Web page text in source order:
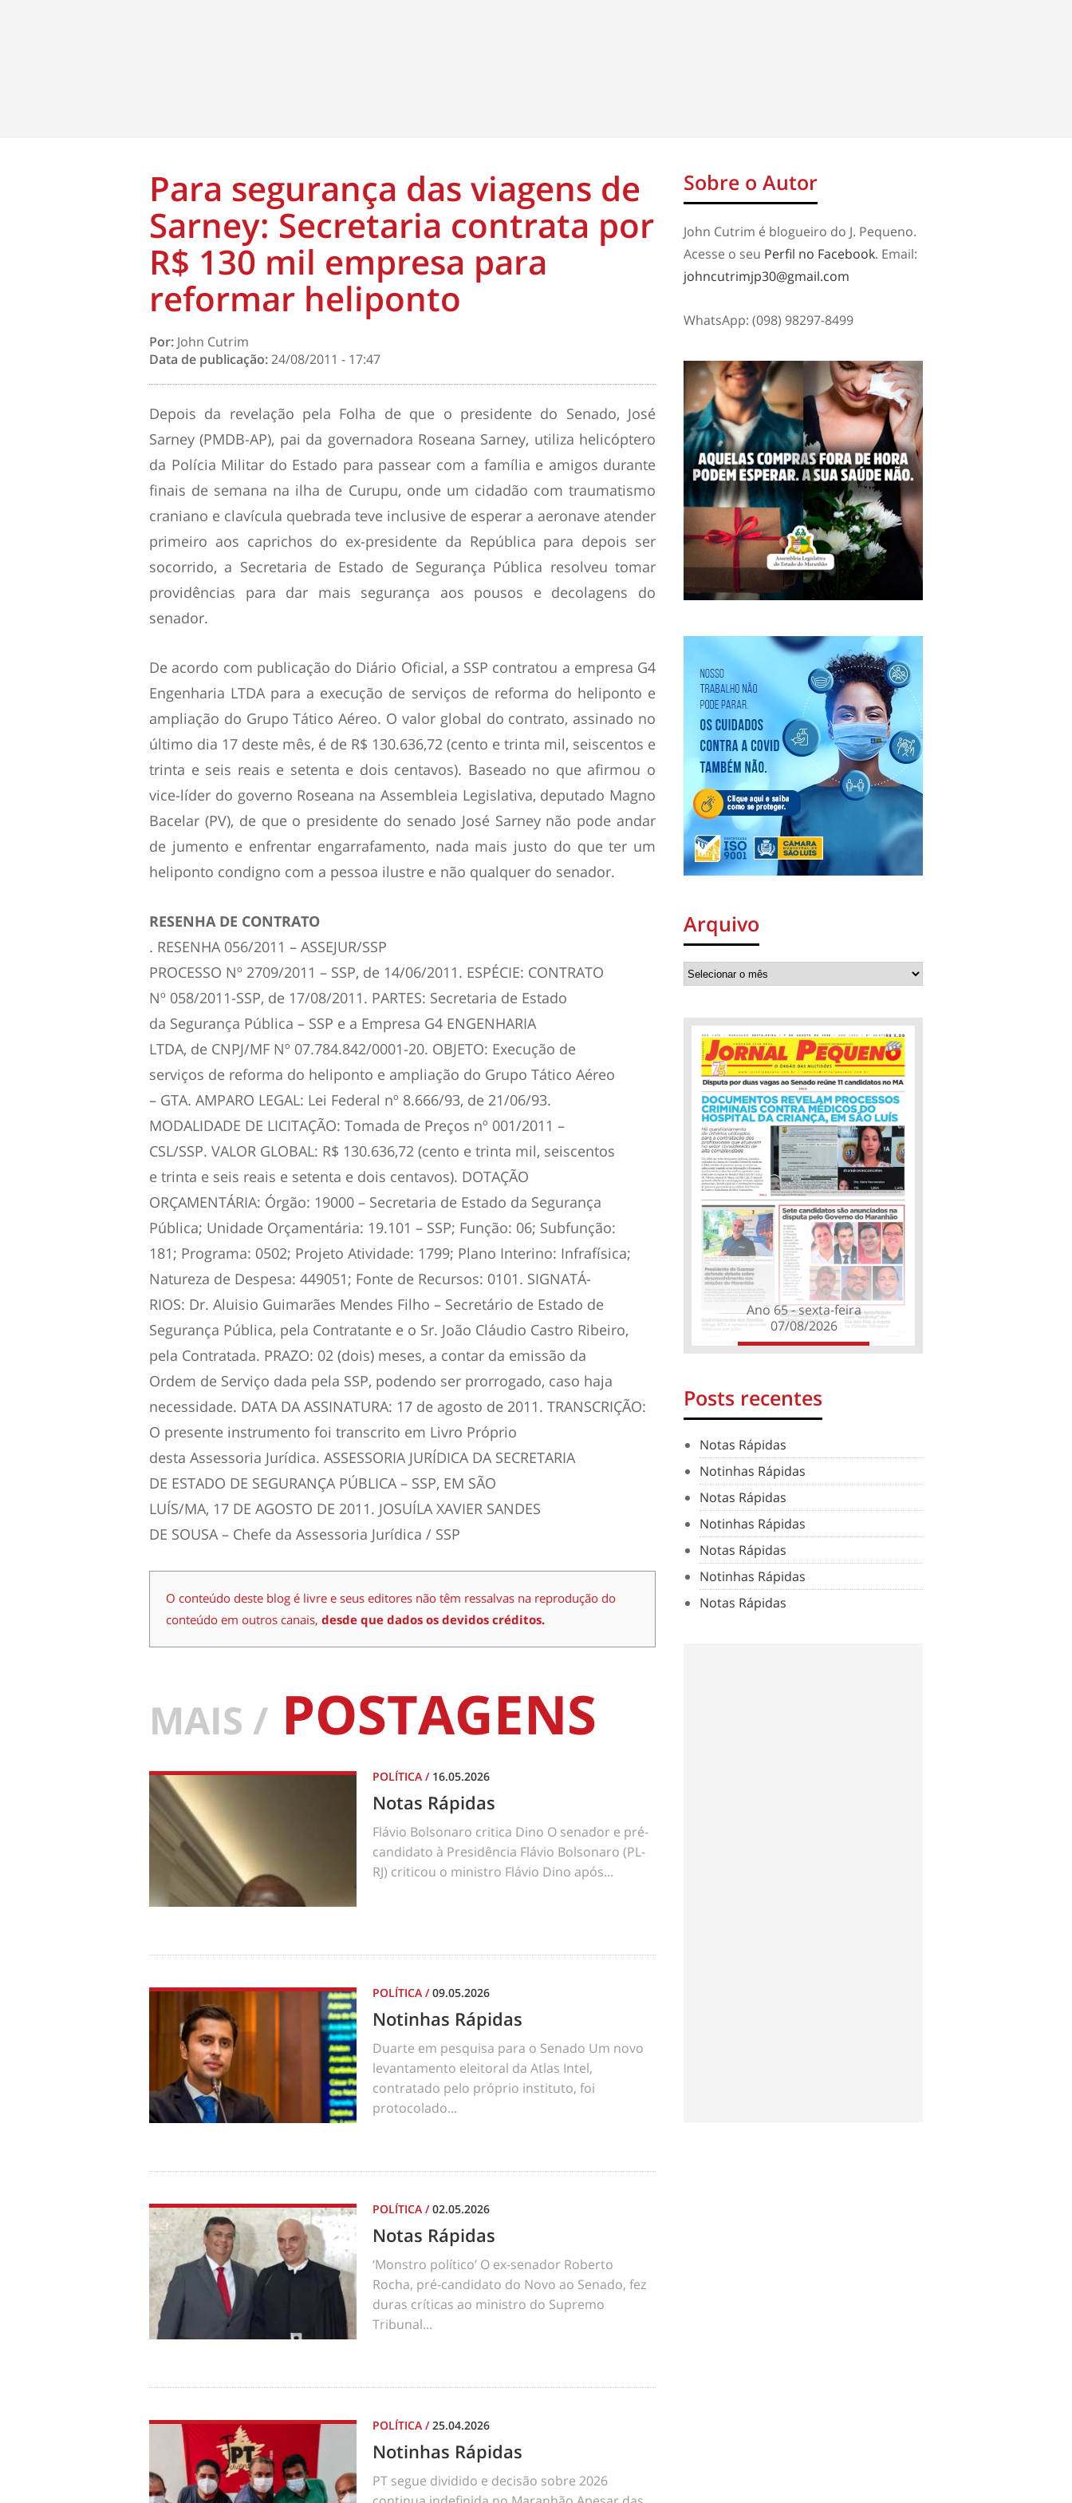
Para segurança das viagens de
Sarney: Secretaria contrata por
R$ 130 mil empresa para
reformar heliponto
Por: John Cutrim
Data de publicação:24/08/2011 - 17:47
Depois da revelação pela Folha de que o presidente do Senado, José
Sarney (PMDB-AP), pai da governadora Roseana Sarney, utiliza helicóptero
da Polícia Militar do Estado para passear com a família e amigos durante
finais de semana na ilha de Curupu, onde um cidadão com traumatismo
craniano e clavícula quebrada teve inclusive de esperar a aeronave atender
primeiro aos caprichos do ex-presidente da República para depois ser
socorrido, a Secretaria de Estado de Segurança Pública resolveu tomar
providências para dar mais segurança aos pousos e decolagens do
senador.
De acordo com publicação do Diário Oficial, a SSP contratou a empresa G4
Engenharia LTDA para a execução de serviços de reforma do heliponto e
ampliação do Grupo Tático Aéreo. O valor global do contrato, assinado no
último dia 17 deste mês, é de R$ 130.636,72 (cento e trinta mil, seiscentos e
trinta e seis reais e setenta e dois centavos). Baseado no que afirmou o
vice-líder do governo Roseana na Assembleia Legislativa, deputado Magno
Bacelar (PV), de que o presidente do senado José Sarney não pode andar
de jumento e enfrentar engarrafamento, nada mais justo do que ter um
heliponto condigno com a pessoa ilustre e não qualquer do senador.
RESENHA DE CONTRATO
. RESENHA 056/2011 – ASSEJUR/SSP
PROCESSO Nº 2709/2011 – SSP, de 14/06/2011. ESPÉCIE: CONTRATO
Nº 058/2011-SSP, de 17/08/2011. PARTES: Secretaria de Estado
da Segurança Pública – SSP e a Empresa G4 ENGENHARIA
LTDA, de CNPJ/MF Nº 07.784.842/0001-20. OBJETO: Execução de
serviços de reforma do heliponto e ampliação do Grupo Tático Aéreo
– GTA. AMPARO LEGAL: Lei Federal nº 8.666/93, de 21/06/93.
MODALIDADE DE LICITAÇÃO: Tomada de Preços nº 001/2011 –
CSL/SSP. VALOR GLOBAL: R$ 130.636,72 (cento e trinta mil, seiscentos
e trinta e seis reais e setenta e dois centavos). DOTAÇÃO
ORÇAMENTÁRIA: Órgão: 19000 – Secretaria de Estado da Segurança
Pública; Unidade Orçamentária: 19.101 – SSP; Função: 06; Subfunção:
181; Programa: 0502; Projeto Atividade: 1799; Plano Interino: Infrafísica;
Natureza de Despesa: 449051; Fonte de Recursos: 0101. SIGNATÁ-
RIOS: Dr. Aluisio Guimarães Mendes Filho – Secretário de Estado de
Segurança Pública, pela Contratante e o Sr. João Cláudio Castro Ribeiro,
pela Contratada. PRAZO: 02 (dois) meses, a contar da emissão da
Ordem de Serviço dada pela SSP, podendo ser prorrogado, caso haja
necessidade. DATA DA ASSINATURA: 17 de agosto de 2011. TRANSCRIÇÃO:
O presente instrumento foi transcrito em Livro Próprio
desta Assessoria Jurídica. ASSESSORIA JURÍDICA DA SECRETARIA
DE ESTADO DE SEGURANÇA PÚBLICA – SSP, EM SÃO
LUÍS/MA, 17 DE AGOSTO DE 2011. JOSUÍLA XAVIER SANDES
DE SOUSA – Chefe da Assessoria Jurídica / SSP
O conteúdo deste blog é livre e seus editores não têm ressalvas na reprodução do
conteúdo em outros canais, desde que dados os devidos créditos.
MAIS / POSTAGENS
POLÍTICA / 16.05.2026
Notas Rápidas
Flávio Bolsonaro critica Dino O senador e pré-
candidato à Presidência Flávio Bolsonaro (PL-
RJ) criticou o ministro Flávio Dino após...
POLÍTICA /09.05.2026
Notinhas Rápidas
Duarte em pesquisa para o Senado Um novo
levantamento eleitoral da Atlas Intel,
contratado pelo próprio instituto, foi
protocolado...
POLÍTICA /02.05.2026
Notas Rápidas
‘Monstro político’ O ex-senador Roberto
Rocha, pré-candidato do Novo ao Senado, fez
duras críticas ao ministro do Supremo
Tribunal...
POLÍTICA /25.04.2026
Notinhas Rápidas
PT segue dividido e decisão sobre 2026
Sobre o Autor
John Cutrim é blogueiro do J. Pequeno.
Acesse o seu Perfil no Facebook. Email:
johncutrimjp30@gmail.com
WhatsApp: (098) 98297-8499
Arquivo
Ano 65 - sexta-feira
07/08/2026
Posts recentes
Notas Rápidas
Notinhas Rápidas
Notas Rápidas
Notinhas Rápidas
Notas Rápidas
Notinhas Rápidas
Notas Rápidas